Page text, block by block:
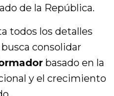
de la República.
todos los detalles
consolidar
basado en la
y el crecimiento